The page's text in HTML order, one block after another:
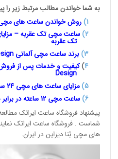
به شما خواندن مطالب مرتبط زیر را
1
)روش خواندن ساعت های
2) ساعت مچی تک عقربه –
تک عقربه
3
)برند ساعت مچی آلمانی
4
)کیفیت و خدمات پس از فروش
Design
5) مزایای ساعت های مچی 24
6) ساعت مچی 12 ساعته در برابر ساعت
پیشنهاد فروشگاه ساعت ایراتک
شماست . فروشگاه ساعت ایراتک
های مچی بُتا دیزاین در ایران.